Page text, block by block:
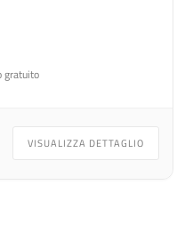
Nazionale Marciana e
(orario: 10.00 – 18.00,
gratuito
VISUALIZZA DETTAGLIO